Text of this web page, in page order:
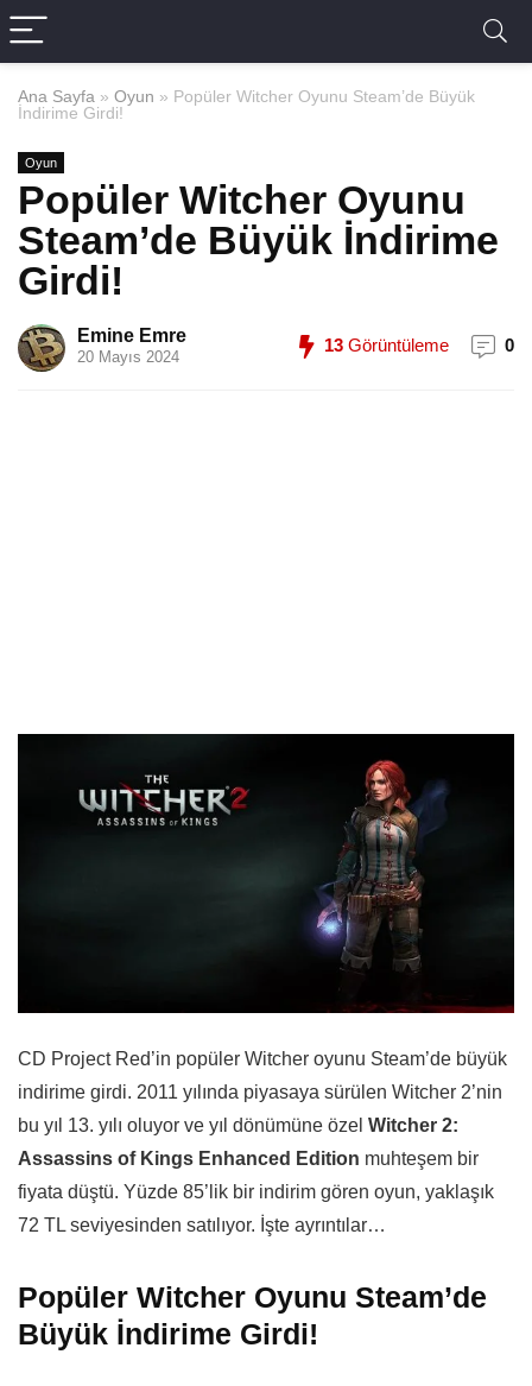
Ana Sayfa » Oyun » Popüler Witcher Oyunu Steam’de Büyük
İndirime Girdi!
Oyun
Popüler Witcher Oyunu
Steam’de Büyük İndirime
Girdi!
Emine Emre
20 Mayıs 2024
13 Görüntüleme 0
CD Project Red’in popüler Witcher oyunu Steam’de büyük
indirime girdi. 2011 yılında piyasaya sürülen Witcher 2’nin
bu yıl 13. yılı oluyor ve yıl dönümüne özel Witcher 2:
Assassins of Kings Enhanced Edition muhteşem bir
fiyata düştü. Yüzde 85’lik bir indirim gören oyun, yaklaşık
72 TL seviyesinden satılıyor. İşte ayrıntılar…
Popüler Witcher Oyunu Steam’de
Büyük İndirime Girdi!